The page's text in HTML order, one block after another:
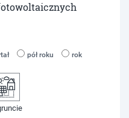
pół roku rok